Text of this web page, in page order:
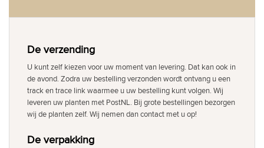
De verzending
U kunt zelf kiezen voor uw moment van levering. Dat kan ook in
de avond. Zodra uw bestelling verzonden wordt ontvang u een
track en trace link waarmee u uw bestelling kunt volgen. Wij
leveren uw planten met PostNL. Bij grote bestellingen bezorgen
wij de planten zelf. Wij nemen dan contact met u op!
De verpakking